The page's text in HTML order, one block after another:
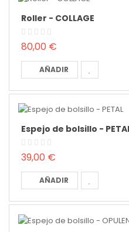
Roller - COLLAGE
80,00 €
AÑADIR
Espejo de bolsillo -
39,00 €
AÑADIR